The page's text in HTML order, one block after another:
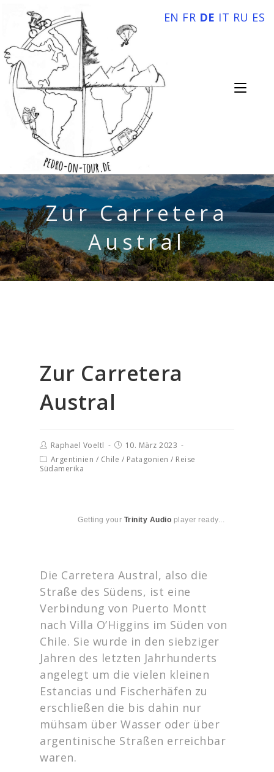
Zur Carretera
Austral
Zur Carretera
Austral
Raphael Voeltl
10. März 2023
Argentinien / Chile / Patagonien / Reise
Südamerika
Getting your Trinity Audio player ready...
Die Carretera Austral, also die
Straße des Südens, ist eine
Verbindung von Puerto Montt
nach Villa O’Higgins im Süden von
Chile. Sie wurde in den siebziger
Jahren des letzten Jahrhunderts
angelegt um die vielen kleinen
Estancias und Fischerhäfen zu
erschließen die bis dahin nur
mühsam über Wasser oder über
argentinische Straßen erreichbar
waren.
EN FR DE IT RU ES